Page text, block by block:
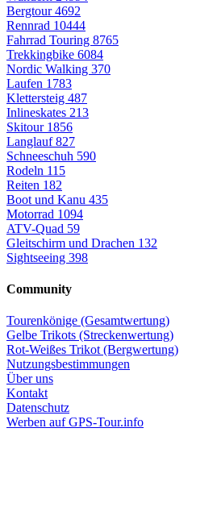
Bergtour4692
Rennrad 10444
Fahrrad Touring 8765
Trekkingbike 6084
Nordic Walking 370
Laufen 1783
Klettersteig 487
Inlineskates 213
Skitour 1856
Langlauf827
Schneeschuh 590
Rodeln 115
Reiten 182
Boot und Kanu 435
Motorrad 1094
ATV-Quad 59
Gleitschirm und Drachen 132
Sightseeing 398
Community
Tourenkönige (Gesamtwertung)
Gelbe Trikots (Streckenwertung)
Rot-Weißes Trikot (Bergwertung)
Nutzungsbestimmungen
Über uns
Kontakt
Datenschutz
Werben auf GPS-Tour.info